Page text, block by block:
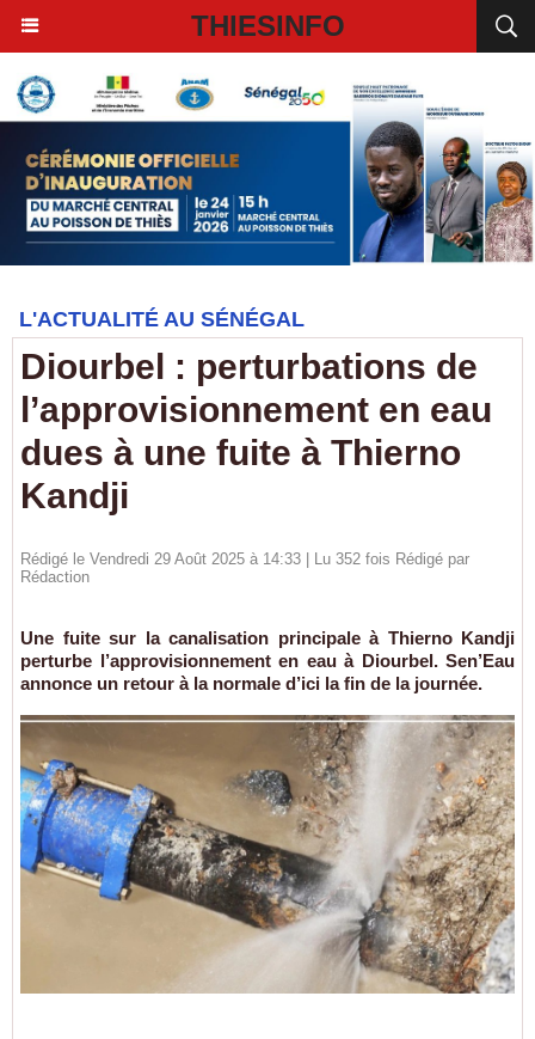
THIESINFO
L'ACTUALITÉ AU SÉNÉGAL
Diourbel : perturbations de
l’approvisionnement en eau
dues à une fuite à Thierno
Kandji
Rédigé le Vendredi 29 Août 2025 à 14:33 | Lu 352 fois Rédigé par
Rédaction
Une fuite sur la canalisation principale à Thierno Kandji
perturbe l’approvisionnement en eau à Diourbel. Sen’Eau
annonce un retour à la normale d’ici la fin de la journée.